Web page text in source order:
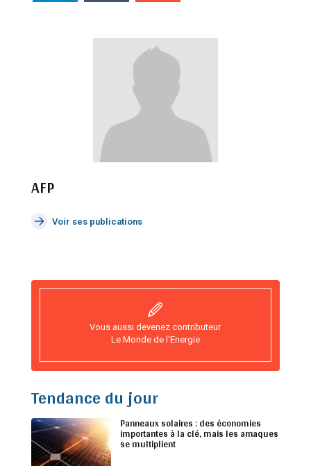
AFP
Voir ses publications
Vous aussi devenez contributeur
Le Monde de l’Energie
Tendance du jour
Panneaux solaires : des économies
importantes à la clé, mais les arnaques
se multiplient